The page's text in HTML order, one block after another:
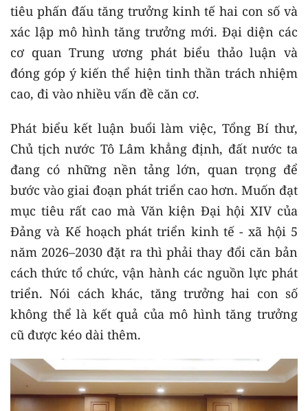
tiêu phấn đấu tăng trưởng kinh tế hai con số và
xác lập mô hình tăng trưởng mới. Đại diện các
cơ quan Trung ương phát biểu thảo luận và
đóng góp ý kiến thể hiện tinh thần trách nhiệm
cao, đi vào nhiều vấn đề căn cơ.
Phát biểu kết luận buổi làm việc, Tổng Bí thư,
Chủ tịch nước Tô Lâm khẳng định, đất nước ta
đang có những nền tảng lớn, quan trọng để
bước vào giai đoạn phát triển cao hơn. Muốn đạt
mục tiêu rất cao mà Văn kiện Đại hội XIV của
Đảng và Kế hoạch phát triển kinh tế - xã hội 5
năm 2026–2030 đặt ra thì phải thay đổi căn bản
cách thức tổ chức, vận hành các nguồn lực phát
triển. Nói cách khác, tăng trưởng hai con số
không thể là kết quả của mô hình tăng trưởng
cũ được kéo dài thêm.